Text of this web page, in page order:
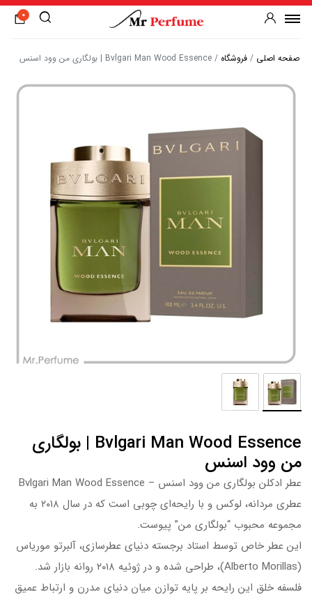
0
صفحه اصلی / فروشگاه / Bvlgari Man Wood Essence | بولگاری من وود اسنس
Bvlgari Man Wood Essence | بولگاری
من وود اسنس
عطر ادکلن بولگاری من وود اسنس – Bvlgari Man Wood Essence
عطری مردانه، لوکس و با رایحه‌ای چوبی است که در سال ۲۰۱۸ به
مجموعه محبوب “بولگاری من” پیوست.
این عطر خاص توسط استاد برجسته دنیای عطرسازی، آلبرتو موریاس
(Alberto Morillas)، طراحی شده و در ژوئیه ۲۰۱۸ روانه بازار شد.
فلسفه خلق این رایحه بر پایه توازن میان دنیای مدرن و ارتباط عمیق